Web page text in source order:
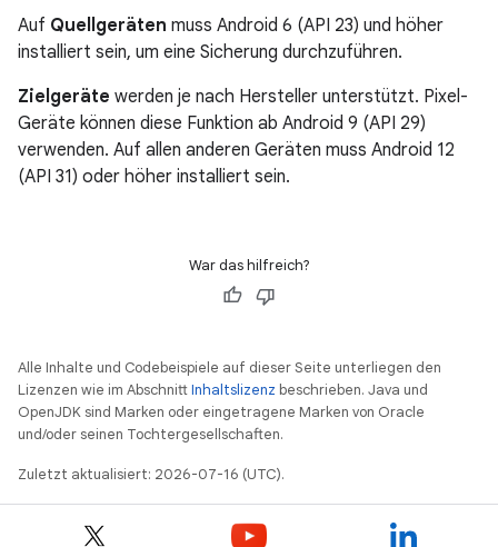
Auf Quellgeräten muss Android 6 (API 23) und höher
installiert sein, um eine Sicherung durchzuführen.
Zielgeräte werden je nach Hersteller unterstützt. Pixel-
Geräte können diese Funktion ab Android 9 (API 29)
verwenden. Auf allen anderen Geräten muss Android 12
(API 31) oder höher installiert sein.
War das hilfreich?
Alle Inhalte und Codebeispiele auf dieser Seite unterliegen den
Lizenzen wie im AbschnittInhaltslizenz beschrieben. Java und
OpenJDK sind Marken oder eingetragene Marken von Oracle
und/oder seinen Tochtergesellschaften.
Zuletzt aktualisiert: 2026-07-16 (UTC).